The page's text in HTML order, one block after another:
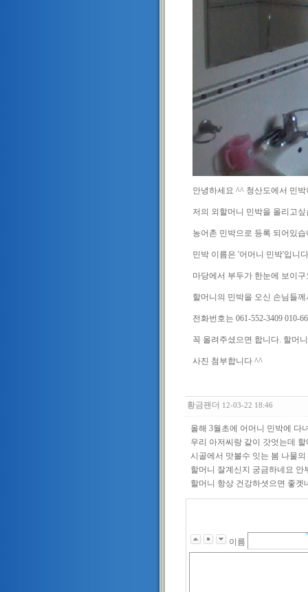
안녕하세요 ^^ 청산도에서 민
저의 외할머니 민박을 올리고싶
농어촌 민박으로 등록 되어있습
민박 이름은 '어머니 민박'입니
마당에서 부두가 한눈에 보이구
할머니의 민박을 오신 손님들
전화번호는 061-552-3409 010-
꼭 올려주셨으면 합니다. 할머
사진 첨부합니다 ^^
황금팬더 12-03-22 18:46
올해 3월초에 어머니 민박에 다
우리 아저씨랑 같이 갓엇는데
시골에서 맛볼수 잇는 봄 나물
할머니 잘계신지 궁금하네요
할머니 항상 건강하셧으면 좋겟
이름